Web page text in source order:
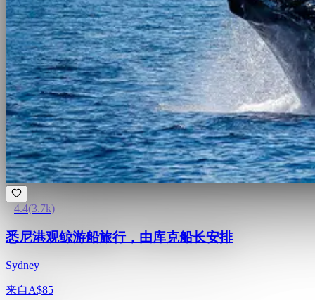
4.4(3.7k)
悉尼港观鲸游船旅行，由库克船长安排
Sydney
来自A$85